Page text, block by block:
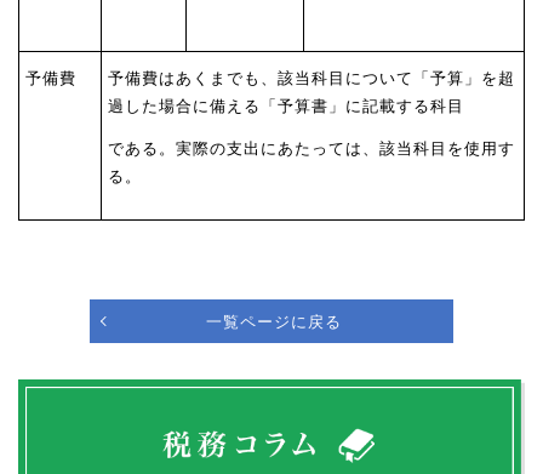
予備費
予備費はあくまでも、該当科目について「予算」を超
過した場合に備える「予算書」に記載する科目
である。実際の支出にあたっては、該当科目を使用す
る。
一覧ページに戻る